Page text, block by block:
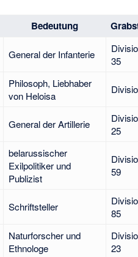
Bedeutung
General der Infanterie
35
Philosoph, Liebhaber
von Heloisa
General der Artillerie
25
belarussischer
Exilpolitiker und
Publizist
59
Schriftsteller
85
Naturforscher und
Ethnologe
23